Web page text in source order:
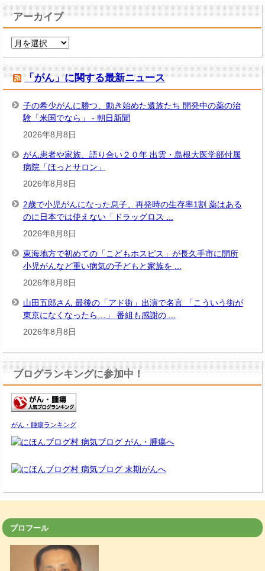
ゴ
リ
ー
アーカイブ
ア
カ
イ
ブ
「がん」に関する最新ニュース
子の希少がんに勝つ、動き始めた遺族たち 開発中の薬の治
験「米国でなら」 - 朝日新聞
2026年8月8日
がん患者や家族、語り合い２０年 出雲・島根大医学部付属
病院「ほっとサロン」
2026年8月8日
2歳で小児がんになった息子、再発時の生存率1割 薬はある
のに日本では使えない「ドラッグロス ...
2026年8月8日
東海地方で初めての「こどもホスピス」が長久手市に開所
小児がんなど重い病気の子どもと家族を ...
2026年8月8日
山田五郎さん 最後の「アド街」出演で名言 「こういう街が
東京になくなったら…」 番組も感謝の ...
2026年8月8日
ブログランキングに参加中！
がん・腫瘍ランキング
プロフール